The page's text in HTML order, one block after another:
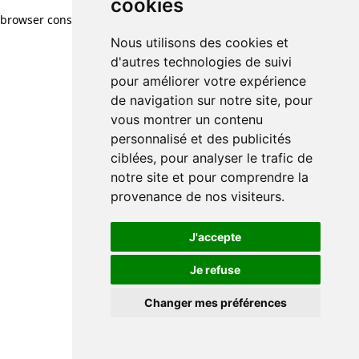
cookies
Nous utilisons des cookies et
d'autres technologies de suivi
pour améliorer votre expérience
de navigation sur notre site, pour
vous montrer un contenu
personnalisé et des publicités
ciblées, pour analyser le trafic de
notre site et pour comprendre la
provenance de nos visiteurs.
J'accepte
Je refuse
Changer mes préférences
cookies
Nous utilisons des cookies et
d'autres technologies de suivi
pour améliorer votre expérience
de navigation sur notre site, pour
vous montrer un contenu
personnalisé et des publicités
ciblées, pour analyser le trafic de
notre site et pour comprendre la
provenance de nos visiteurs.
J'accepte
Je refuse
Changer mes préférences
browser console for more information)